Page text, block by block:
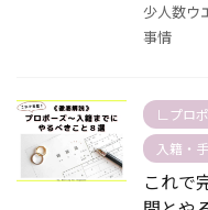
少人数ウ
事情
∟プロ
入籍・
これで